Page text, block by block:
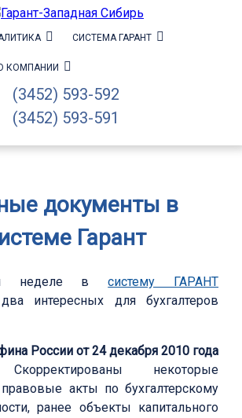
СИСТЕМА ГАРАНТ
КОМПАНИИ
(3452) 593-592
(3452) 593-591
документы в
Гарант
неделе всистему ГАРАНТ
интересных для бухгалтеров
России от 24 декабря 2010 года
некоторые
акты по бухгалтерскому
ранее объекты капитального